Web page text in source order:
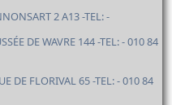
2 A13 -TEL: -
DE WAVRE 144 -TEL: - 010 84
DE FLORIVAL 65 -TEL: - 010 84